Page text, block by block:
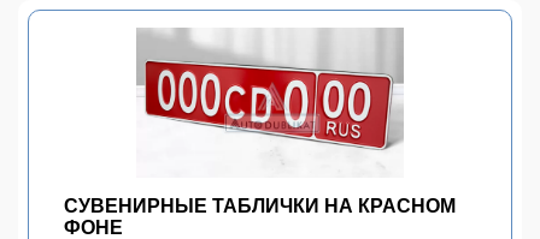
СУВЕНИРНЫЕ ТАБЛИЧКИ НА КРАСНОМ
ФОНЕ